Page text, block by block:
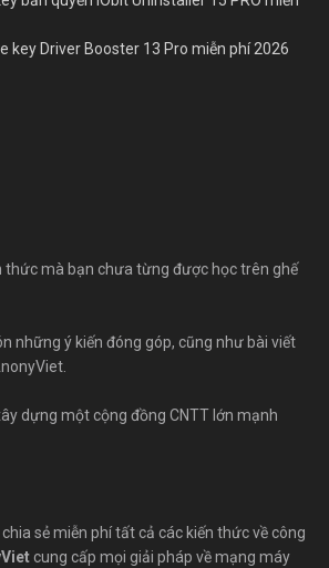
key Driver Booster 13 Pro miễn phí 2026
thức mà bạn chưa từng được học trên ghế
những ý kiến đóng góp, cũng như bài viết
dựng một cộng đồng CNTT lớn mạnh
chia sẻ miễn phí tất cả các kiến thức về công
cung cấp mọi giải pháp về mạng máy